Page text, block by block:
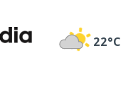
22°C